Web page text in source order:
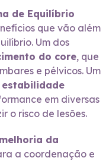
de Equilíbrio
que vão além
Um dos
do core, que
e pélvicos. Um
estabilidade
em diversas
o risco de lesões.
melhoria da
a coordenação e